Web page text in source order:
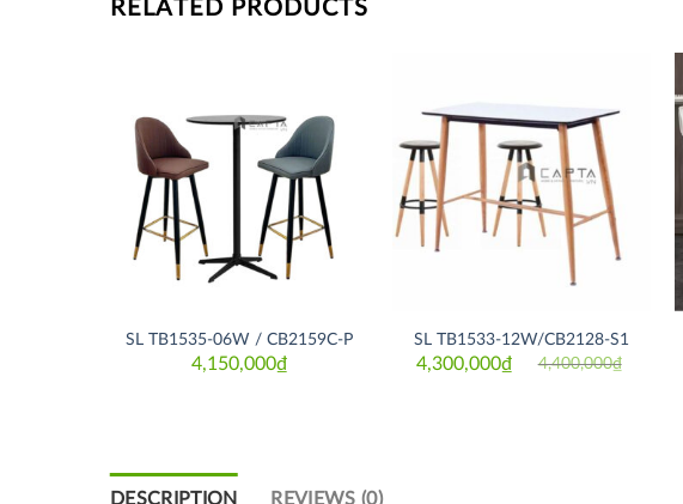
RELATED PRODUCTS
Thích
SL TB1535-06W / CB2159C-P
4,150,000₫
Thích
SL TB1533-12W/CB2128-S1
4,400,000₫
Original
4,300,000₫
Current
DESCRIPTION REVIEWS (0)